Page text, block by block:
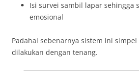
Isi survei sambil lapar sehingga
emosional
Padahal sebenarnya sistem ini
dilakukan dengan tenang.